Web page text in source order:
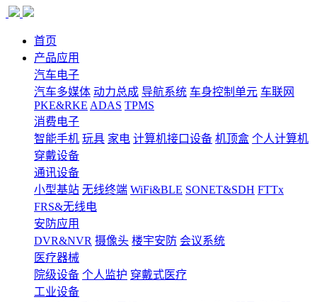
首页
产品应用
汽车电子
汽车多媒体 动力总成 导航系统 车身控制单元 车联网
PKE&RKE ADAS TPMS
消费电子
智能手机 玩具 家电 计算机接口设备 机顶盒 个人计算机
穿戴设备
通讯设备
小型基站 无线终端 WiFi&BLE SONET&SDH FTTx
FRS&无线电
安防应用
DVR&NVR 摄像头 楼宇安防 会议系统
医疗器械
院级设备 个人监护 穿戴式医疗
工业设备